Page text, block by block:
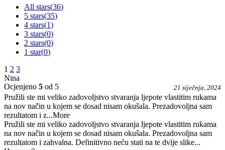
All stars(36)
5 stars(35)
4 stars(1)
3 stars(0)
2 stars(0)
1 star(0)
1 2 3
Nina
Ocjenjeno 5 od 5 21 siječnja, 2024
Pružili ste mi veliko zadovoljstvo stvaranja ljepote vlastitim rukama
na nov način u kojem se dosad nisam okušala. Prezadovoljna sam
rezultatom i z...More
Pružili ste mi veliko zadovoljstvo stvaranja ljepote vlastitim rukama
na nov način u kojem se dosad nisam okušala. Prezadovoljna sam
rezultatom i zahvalna. Definitivno neću stati na te dvije slike...